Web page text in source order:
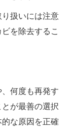
扱いには注意
を除去するこ
何度も再発す
が最善の選択
な原因を正確